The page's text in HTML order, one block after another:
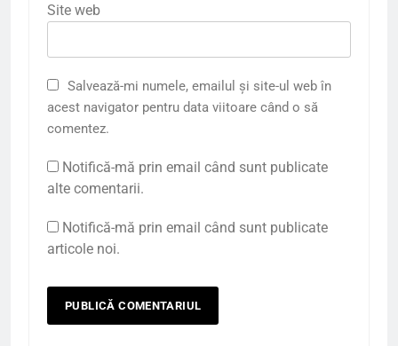
Site web
Salvează-mi numele, emailul și site-ul web în
acest navigator pentru data viitoare când o să
comentez.
Notifică-mă prin email când sunt publicate
alte comentarii.
Notifică-mă prin email când sunt publicate
articole noi.